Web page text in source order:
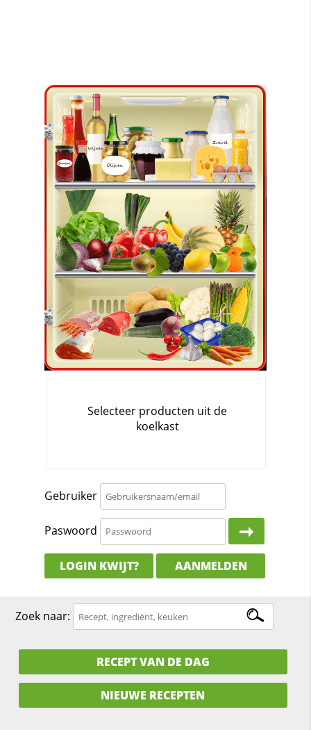
Gebruiker
Paswoord
LOGIN KWIJT? AANMELDEN
Zoek naar:
RECEPT VAN DE DAG
NIEUWE RECEPTEN